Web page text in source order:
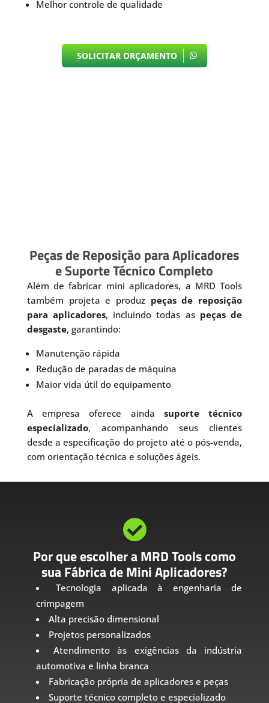
Melhor controle de qualidade
SOLICITAR ORÇAMENTO
Peças de Reposição para Aplicadores
e Suporte Técnico Completo
Além de fabricar mini aplicadores, a MRD Tools
também projeta e produz peças de reposição
para aplicadores, incluindo todas as peças de
desgaste, garantindo:
Manutenção rápida
Redução de paradas de máquina
Maior vida útil do equipamento
A empresa oferece ainda suporte técnico
especializado, acompanhando seus clientes
desde a especificação do projeto até o pós-venda,
com orientação técnica e soluções ágeis.

Por que escolher a MRD Tools como
sua Fábrica de Mini Aplicadores?
Tecnologia aplicada à engenharia de
crimpagem
Alta precisão dimensional
Projetos personalizados
Atendimento às exigências da indústria
automotiva e linha branca
Fabricação própria de aplicadores e peças
Suporte técnico completo e especializado